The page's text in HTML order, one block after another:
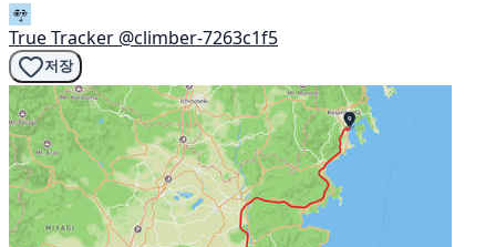
True Tracker @climber-7263c1f5
저장